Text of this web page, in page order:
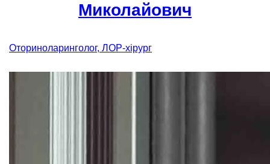
Миколайович
Оториноларинголог, ЛОР-хірург